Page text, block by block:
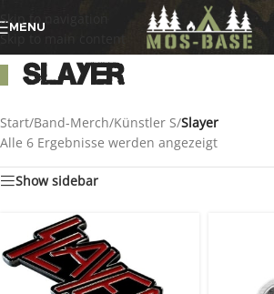
Skip to navigation
Skip to main content
MENU
Slayer
Start/Band-Merch/Künstler S/Slayer
Alle 6 Ergebnisse werden angezeigt
Show sidebar